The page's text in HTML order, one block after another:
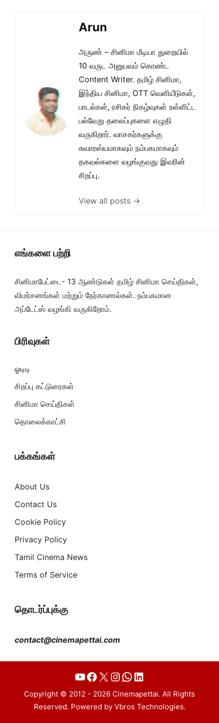
Arun
அருண் – சினிமா மீடியா துறையில்
10 வருட அனுபவம் கொண்ட
Content Writer. தமிழ் சினிமா,
இந்திய சினிமா, OTT வெளியீடுகள்,
பாடல்கள், ரசிகர் நிகழ்வுகள் உள்ளிட்ட
பல்வேறு தலைப்புகளை எழுதி
வருகிறார். வாசகர்களுக்கு
சுவாரஸ்யமாகவும் நம்பகமாகவும்
தகவல்களை வழங்குவது இவரின்
சிறப்பு.
View all posts →
எங்களை பற்றி
சினிமாபேட்டை- 13 ஆண்டுகள் தமிழ் சினிமா செய்திகள்,
விமர்சனங்கள் மற்றும் நேர்காணல்கள். நம்பகமான
அப்டேட்ஸ் வழங்கி வருகிறோம்.
பிரிவுகள்
ஓடிடி
சிறப்பு கட்டுரைகள்
சினிமா செய்திகள்
தொலைக்காட்சி
பக்கங்கள்
About Us
Contact Us
Cookie Policy
Privacy Policy
Tamil Cinema News
Terms of Service
தொடர்ப்புக்கு
contact@cinemapettai.com
YouTube
Facebook
X Instagram
WhatsApp
LinkedIn
Copyright © 2012 - 2026 Cinemapettai. All Rights
Reserved. Powered by Vbros Technologies.